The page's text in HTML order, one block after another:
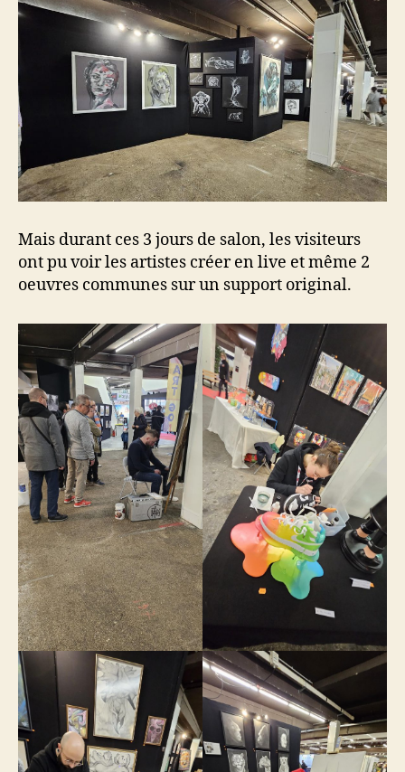
Mais durant ces 3 jours de salon, les visiteurs
ont pu voir les artistes créer en live et même 2
oeuvres communes sur un support original.